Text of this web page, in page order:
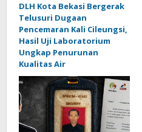
DLH Kota Bekasi Bergerak
Telusuri Dugaan
Pencemaran Kali Cileungsi,
Hasil Uji Laboratorium
Ungkap Penurunan
Kualitas Air